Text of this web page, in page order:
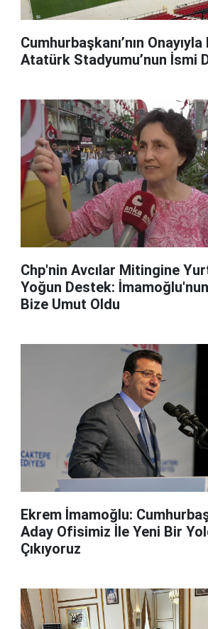
Cumhurbaşkanı’nın
Atatürk Stadyumu’nun İsmi
Chp'nin Avcılar Mitingine
Yoğun Destek:
Bize Umut Oldu
Ekrem İmamoğlu:
Aday Ofisimiz İle Yeni Bir
Çıkıyoruz